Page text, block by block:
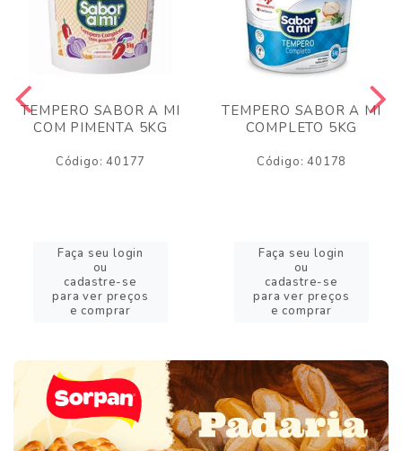
TEMPERO SABOR A MI
COM PIMENTA 5KG
Código: 40177
Faça seu login
ou
cadastre-se
para ver preços
e comprar
TEMPERO SABOR A MI
COMPLETO 5KG
Código: 40178
Faça seu login
ou
cadastre-se
para ver preços
e comprar